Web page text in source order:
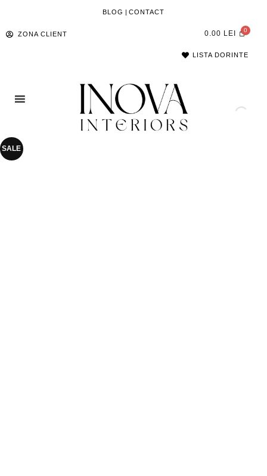
BLOG | CONTACT
ZONA CLIENT 0.00 LEI
LISTA DORINTE
SALE